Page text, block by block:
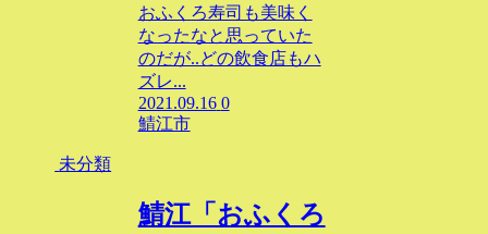
おふくろ寿司も美味く
なったなと思っていた
のだが..どの飲食店もハ
ズレ...
2021.09.16 0
鯖江市
未分類
鯖江「おふくろ